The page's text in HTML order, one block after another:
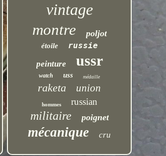
vintage
montre poljot
étoile
russie
peinture
ussr
watch uss médaille
raketa union
hommes russian
militaire poignet
mécanique cru